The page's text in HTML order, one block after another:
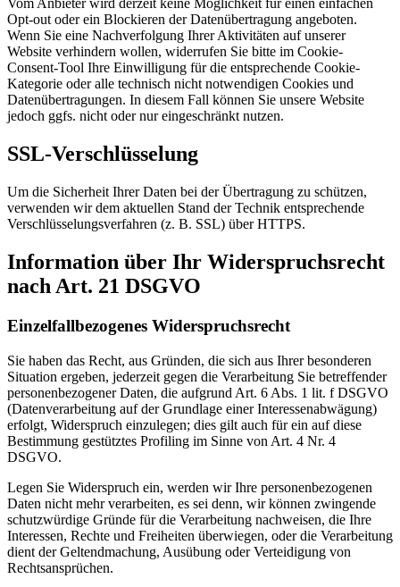
Vom Anbieter wird derzeit keine Möglichkeit für einen einfachen
Opt-out oder ein Blockieren der Datenübertragung angeboten.
Wenn Sie eine Nachverfolgung Ihrer Aktivitäten auf unserer
Website verhindern wollen, widerrufen Sie bitte im Cookie-
Consent-Tool Ihre Einwilligung für die entsprechende Cookie-
Kategorie oder alle technisch nicht notwendigen Cookies und
Datenübertragungen. In diesem Fall können Sie unsere Website
jedoch ggfs. nicht oder nur eingeschränkt nutzen.
SSL-Verschlüsselung
Um die Sicherheit Ihrer Daten bei der Übertragung zu schützen,
verwenden wir dem aktuellen Stand der Technik entsprechende
Verschlüsselungsverfahren (z. B. SSL) über HTTPS.
Information über Ihr Widerspruchsrecht
nach Art. 21 DSGVO
Einzelfallbezogenes Widerspruchsrecht
Sie haben das Recht, aus Gründen, die sich aus Ihrer besonderen
Situation ergeben, jederzeit gegen die Verarbeitung Sie betreffender
personenbezogener Daten, die aufgrund Art. 6 Abs. 1 lit. f DSGVO
(Datenverarbeitung auf der Grundlage einer Interessenabwägung)
erfolgt, Widerspruch einzulegen; dies gilt auch für ein auf diese
Bestimmung gestütztes Profiling im Sinne von Art. 4 Nr. 4
DSGVO.
Legen Sie Widerspruch ein, werden wir Ihre personenbezogenen
Daten nicht mehr verarbeiten, es sei denn, wir können zwingende
schutzwürdige Gründe für die Verarbeitung nachweisen, die Ihre
Interessen, Rechte und Freiheiten überwiegen, oder die Verarbeitung
dient der Geltendmachung, Ausübung oder Verteidigung von
Rechtsansprüchen.